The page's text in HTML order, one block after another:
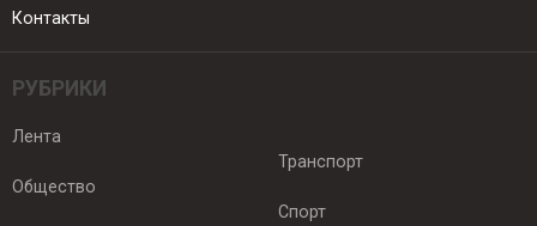
Контакты
РУБРИКИ
Лента
Общество
Транспорт
Спорт